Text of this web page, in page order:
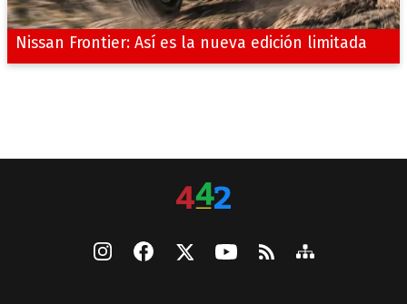
Nissan Frontier: Así es la nueva edición limitada